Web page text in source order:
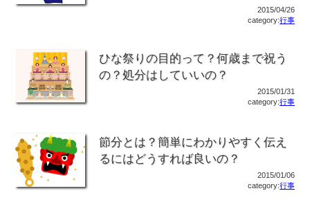
2015/04/26
category:行事
ひな祭りの目的って？何歳まで祝う
の？処分はしていいの？
2015/01/31
category:行事
節分とは？簡単にわかりやすく伝え
るにはどうすれば良いの？
2015/01/06
category:行事